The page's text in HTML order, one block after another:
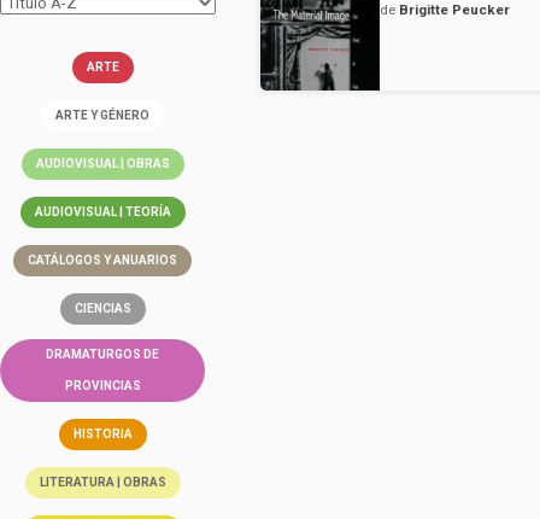
ARTE
ARTE Y GÉNERO
AUDIOVISUAL | OBRAS
AUDIOVISUAL | TEORÍA
CATÁLOGOS Y ANUARIOS
CIENCIAS
DRAMATURGOS DE
PROVINCIAS
HISTORIA
LITERATURA | OBRAS
de Brigitte Peucker